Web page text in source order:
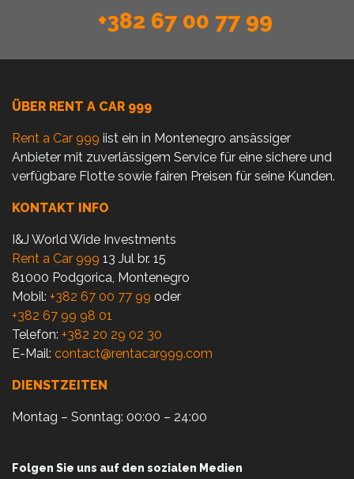
+382 67 00 77 99
ÜBER RENT A CAR 999
Rent a Car 999 iist ein in Montenegro ansässiger
Anbieter mit zuverlässigem Service für eine sichere und
verfügbare Flotte sowie fairen Preisen für seine Kunden.
KONTAKT INFO
I&J World Wide Investments
Rent a Car 999 13 Jul br. 15
81000 Podgorica, Montenegro
Mobil: +382 67 00 77 99 oder
+382 67 99 98 01
Telefon: +382 20 29 02 30
E-Mail: contact@rentacar999.com
DIENSTZEITEN
Montag – Sonntag: 00:00 – 24:00
Folgen Sie uns auf den sozialen Medien